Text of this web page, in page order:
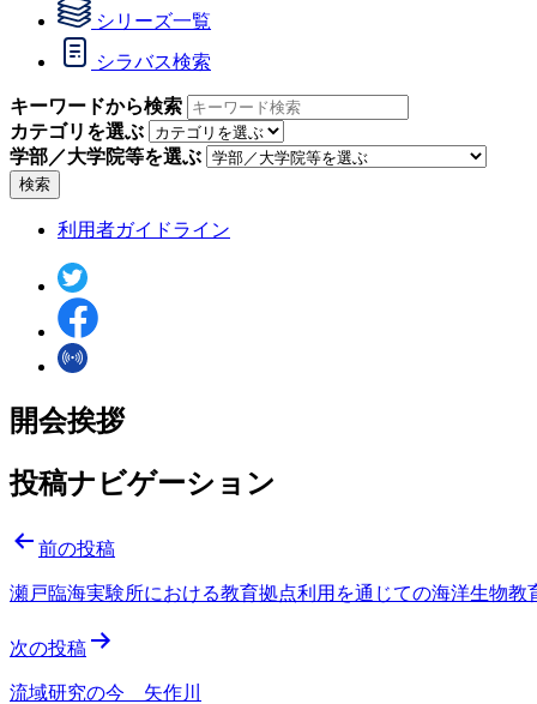
シリーズ一覧
シラバス検索
キーワードから検索
カテゴリを選ぶ
学部／大学院等を選ぶ
検索
利用者ガイドライン
開会挨拶
投稿ナビゲーション
前の投稿
瀬戸臨海実験所における教育拠点利用を通じての海洋生物教
次の投稿
流域研究の今 矢作川